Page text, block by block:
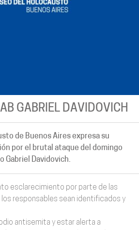
GABRIEL DAVIDOVICH
de Buenos Aires expresa su
por el brutal ataque del domingo
Gabriel Davidovich.
esclarecimiento por parte de las
responsables sean identificados y
antisemita y estar alerta a